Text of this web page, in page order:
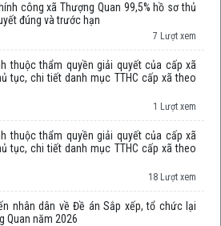
công xã Thượng Quan 99,5% hồ sơ thủ
đúng và trước hạn
7 Lượt xem
thuộc thẩm quyền giải quyết của cấp xã
tục, chi tiết danh mục TTHC cấp xã theo
1 Lượt xem
thuộc thẩm quyền giải quyết của cấp xã
tục, chi tiết danh mục TTHC cấp xã theo
18 Lượt xem
nhân dân về Đề án Sắp xếp, tổ chức lại
Quan năm 2026